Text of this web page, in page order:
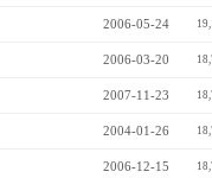
2006-05-24
2006-03-20
2007-11-23
2004-01-26
2006-12-15